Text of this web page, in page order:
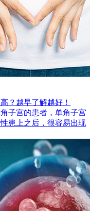
？越早了解越好！
子宫的患者，单角子宫
患上之后，很容易出现